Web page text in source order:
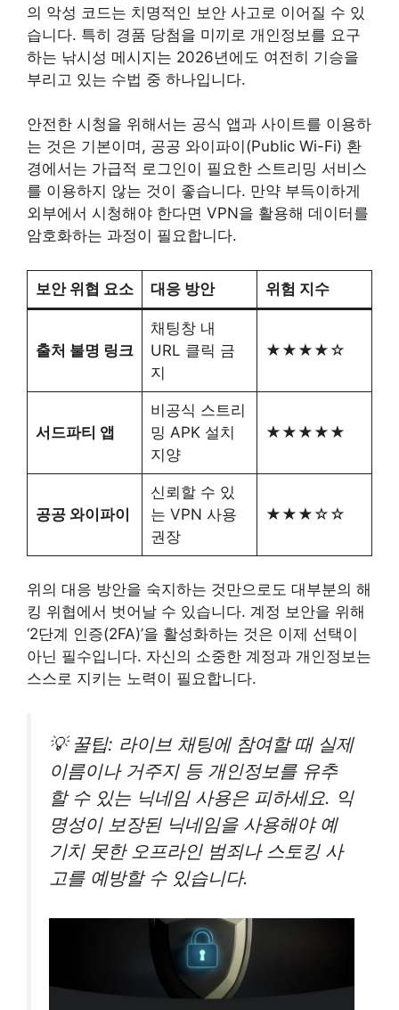
의 악성 코드는 치명적인 보안 사고로 이어질 수 있
습니다. 특히 경품 당첨을 미끼로 개인정보를 요구
하는 낚시성 메시지는 2026년에도 여전히 기승을
부리고 있는 수법 중 하나입니다.
안전한 시청을 위해서는 공식 앱과 사이트를 이용하
는 것은 기본이며, 공공 와이파이(Public Wi-Fi) 환
경에서는 가급적 로그인이 필요한 스트리밍 서비스
를 이용하지 않는 것이 좋습니다. 만약 부득이하게
외부에서 시청해야 한다면 VPN을 활용해 데이터를
암호화하는 과정이 필요합니다.
보안 위협 요소 대응 방안 위험 지수
출처 불명 링크
채팅창 내
URL 클릭 금
지
★★★★☆
서드파티 앱
비공식 스트리
밍 APK 설치
지양
★★★★★
공공 와이파이
신뢰할 수 있
는 VPN 사용
권장
★★★☆☆
위의 대응 방안을 숙지하는 것만으로도 대부분의 해
킹 위협에서 벗어날 수 있습니다. 계정 보안을 위해
‘2단계 인증(2FA)’을 활성화하는 것은 이제 선택이
아닌 필수입니다. 자신의 소중한 계정과 개인정보는
스스로 지키는 노력이 필요합니다.
💡 꿀팁: 라이브 채팅에 참여할 때 실제
이름이나 거주지 등 개인정보를 유추
할 수 있는 닉네임 사용은 피하세요. 익
명성이 보장된 닉네임을 사용해야 예
기치 못한 오프라인 범죄나 스토킹 사
고를 예방할 수 있습니다.